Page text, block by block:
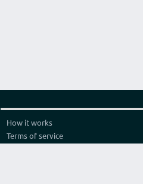
How it works
Terms of service